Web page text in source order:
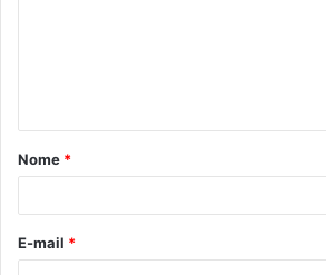
á
r
*
Nome *
E-mail *